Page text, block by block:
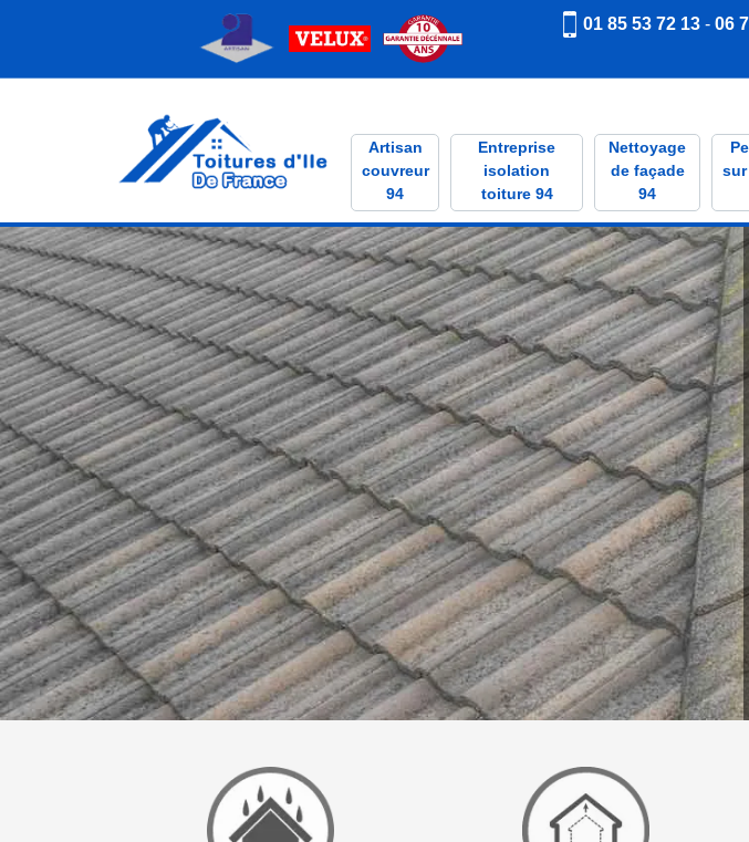
01 85 53 72 13 - 06
Artisan
couvreur
94
Entreprise
isolation
toiture 94
Nettoyage
de façade
94